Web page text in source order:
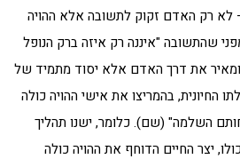
לא רק האדם זקוק לתשובה אלא ההויה
שהתשובה "איננה רק איזה ברק הנופל
את דרך האדם אלא יסוד מתמיד של
החיונית, בהמריצו את אישי ההויה כולה
השלמה" (שם). כלומר, ישנו תהליך
יצר החיים הדוחף את ההויה כולה